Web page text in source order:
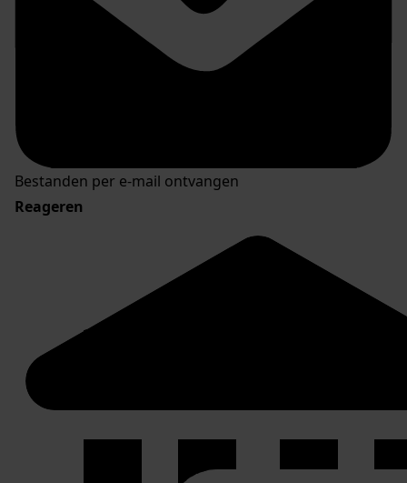
Bestanden per e-mail ontvangen
Reageren